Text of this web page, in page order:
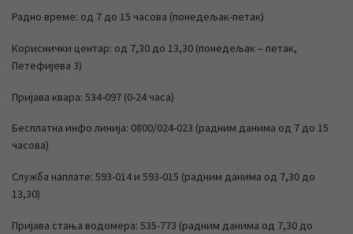
Радно време: од 7 до 15 часова (понедељак-петак)
Кориснички центар: од 7,30 до 13,30 (понедељак – петак,
Петефијева 3)
Пријава квара: 534-097 (0-24 часа)
Бесплатна инфо линија: 0800/024-023 (радним данима од 7 до 15
часова)
Служба наплате: 593-014 и 593-015 (радним данима од 7,30 до
13,30)
Пријава стања водомера: 535-773 (радним данима од 7,30 до